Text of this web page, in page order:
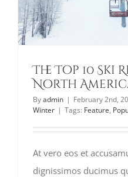
The Top 10 Ski
North
Byadmin | February 2nd,
Winter | Tags: Feature,
At vero eos et
dignissimos ducimus